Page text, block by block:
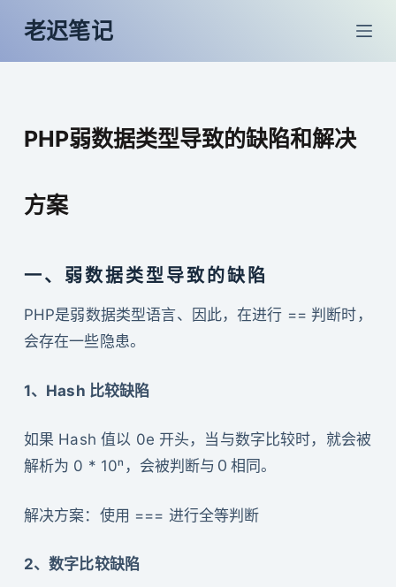
跳
过
内
老迟笔记
PHP弱数据类型导致的缺陷和解决
方案
一、弱数据类型导致的缺陷
PHP是弱数据类型语言、因此，在进行 == 判断时，
会存在一些隐患。
1、Hash 比较缺陷
如果 Hash 值以 0e 开头，当与数字比较时，就会被
解析为 0 * 10ⁿ，会被判断与０相同。
解决方案：使用 === 进行全等判断
2、数字比较缺陷